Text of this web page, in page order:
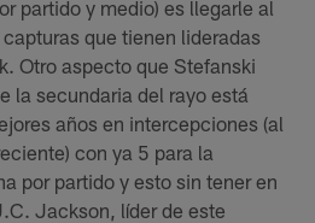
partido y medio) es llegarle al
que tienen lideradas
Otro aspecto que Stefanski
la secundaria del rayo está
años en intercepciones (al
con ya 5 para la
por partido y esto sin tener en
Jackson, líder de este